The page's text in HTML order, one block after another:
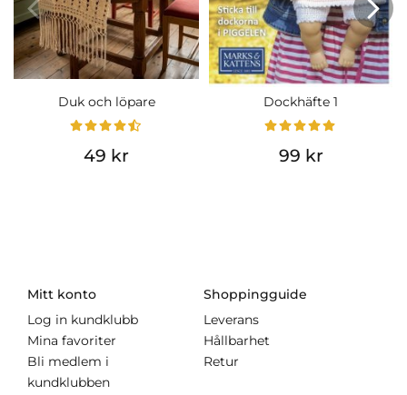
Duk och löpare
49 kr
Dockhäfte 1
99 kr
Mitt konto
Log in kundklubb
Mina favoriter
Bli medlem i
kundklubben
Shoppingguide
Leverans
Hållbarhet
Retur